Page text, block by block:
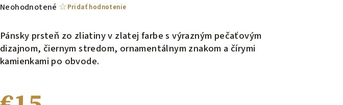
Priemerné
produktu
je
0,0
z
Neohodnotené Pridať hodnotenie
Pánsky prsteň zo zliatiny v zlatej farbe s výrazným pečaťovým
dizajnom, čiernym stredom, ornamentálnym znakom a čírymi
kamienkami po obvode.